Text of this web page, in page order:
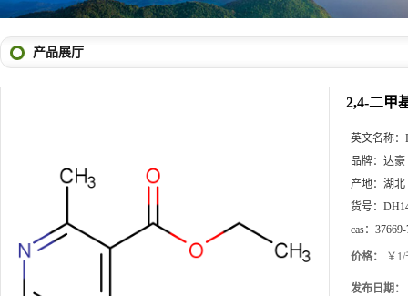
产品展厅
2,4-二甲
英文名称：
品牌： 达豪
产地： 湖北
货号：
cas：
价格： ￥
发布日期：